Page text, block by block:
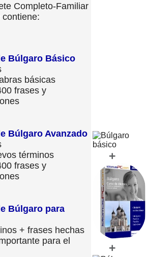
Completo-Familiar
Búlgaro Básico
básicas
frases y
Búlgaro Avanzado
términos
frases y
Búlgaro para
+ frases hechas
para el
+
+